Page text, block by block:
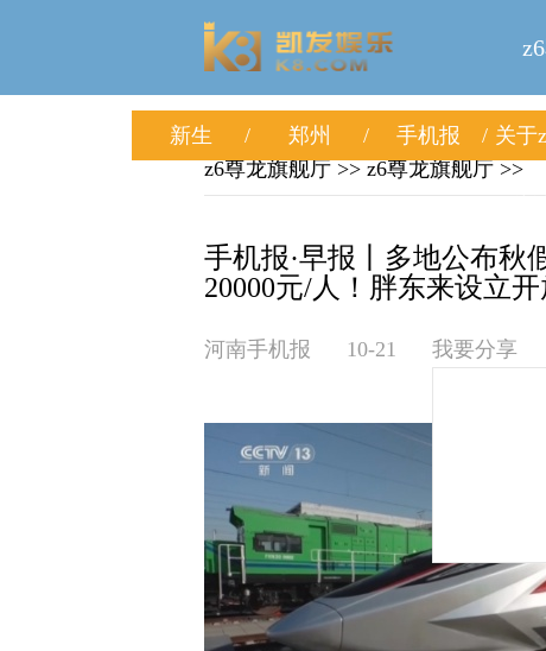
新生 郑州 手机报 关于
z6尊龙旗舰厅 >> z6尊龙旗舰厅 >>
手机报·早报丨多地公布秋
20000元/人！胖东来设立
河南手机报 10-21 我要分享